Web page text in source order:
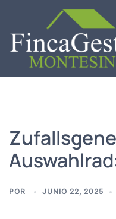
contenido
POR JUNIO 22, 2025